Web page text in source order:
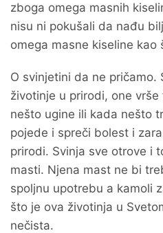
zboga omega masnih
nisu ni pokušali da nađu
omega masne kiseline kao
O svinjetini da ne pričamo.
životinje u prirodi, one
nešto ugine ili kada nešto
pojede i spreči bolest i
prirodi. Svinja sve otrove i
masti. Njena mast ne bi
spoljnu upotrebu a kamoli
što je ova životinja u
nečista.